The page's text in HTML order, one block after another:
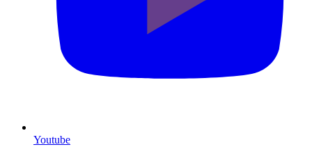
Youtube